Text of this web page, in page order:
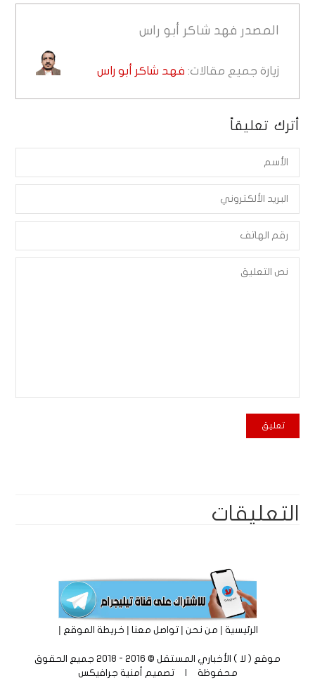
المصدر فهد شاكر أبو راس
زيارة جميع مقالات: فهد شاكر أبو راس
أترك تعليقاً
التعليقات
الرئيسية|من نحن|تواصل معنا|خريطة الموقع |
موقع ( لا ) الأخباري المستقل © 2016 - 2018 جميع الحقوق
محفوظة | تصميم أمنية جرافيكس